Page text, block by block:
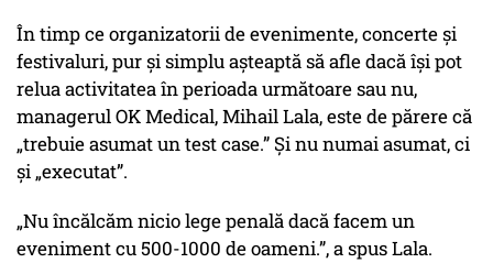
În timp ce organizatorii de evenimente, concerte și
festivaluri, pur și simplu așteaptă să afle dacă își pot
relua activitatea în perioada următoare sau nu,
managerul OK Medical, Mihail Lala, este de părere că
„trebuie asumat un test case.” Și nu numai asumat, ci
și „executat”.
„Nu încălcăm nicio lege penală dacă facem un
eveniment cu 500-1000 de oameni.”, a spus Lala.